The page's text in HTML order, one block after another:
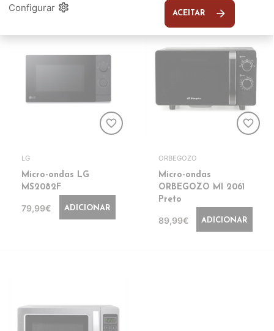
favorite_border
LG
Micro-ondas LG
MS2082F
79,99€ ADICIONAR
favorite_border
ORBEGOZO
Micro-ondas
ORBEGOZO MI 2061
Preto
89,99€ ADICIONAR
Configurar settings ACEITAR arrow_forward